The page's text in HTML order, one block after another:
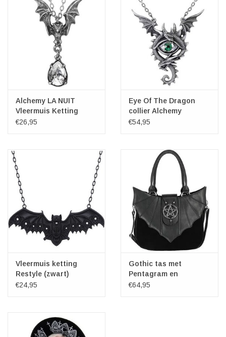
Alchemy LA NUIT
Vleermuis Ketting
€26,95
Eye Of The Dragon
collier Alchemy
€54,95
Vleermuis ketting
Restyle (zwart)
€24,95
Gothic tas met
Pentagram en
Vleermuisvleugels
€64,95